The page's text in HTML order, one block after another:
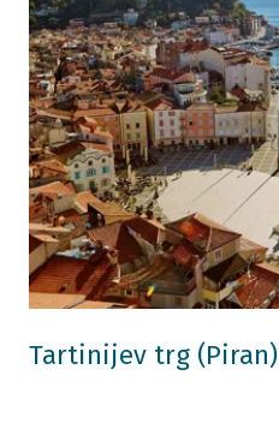
Tartinijev trg (Piran)